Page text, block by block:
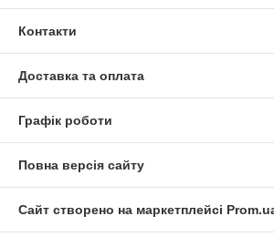
Контакти
Доставка та оплата
Графік роботи
Повна версія сайту
Сайт створено на маркетплейсі